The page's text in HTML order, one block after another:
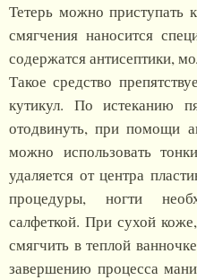
Тетерь можно приступать
смягчения наносится
содержатся антисептики,
Такое средство
кутикул. По истеканию
отодвинуть, при помощи
можно использовать
удаляется от центра
процедуры, ногти
салфеткой. При сухой
смягчить в теплой
завершению процесса